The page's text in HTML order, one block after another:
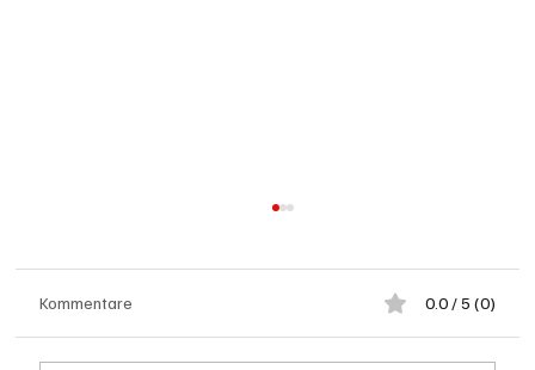
Kommentare 0.0 / 5 (0)